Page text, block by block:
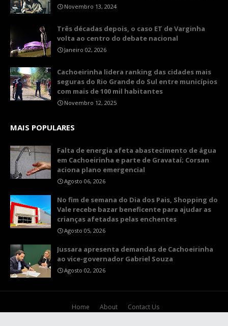
Novembro 13, 2024
Três décadas depois, o caso ET de Varginha
volta ao centro do debate nacional
Janeiro 02, 2026
Cachoeirinha lidera ranking das cidades mais
seguras do Rio Grande do Sul entre municípios
com mais de 100 mil habitantes
Novembro 12, 2025
MAIS POPULARES
Falta de energia afeta abastecimento de água
em Cachoeirinha e parte de Gravataí; Corsan
aciona plano emergencial
Agosto 06, 2026
No fim de semana do Dia dos Pais, Shopping do
Vale recebe bazar beneficente para ajudar as
crianças afetadas pelas enchentes
Agosto 05, 2026
Jussara apresenta demandas de Cachoeirinha
ao vice-governador Gabriel Souza
Agosto 02, 2026
Home About
Contact Us